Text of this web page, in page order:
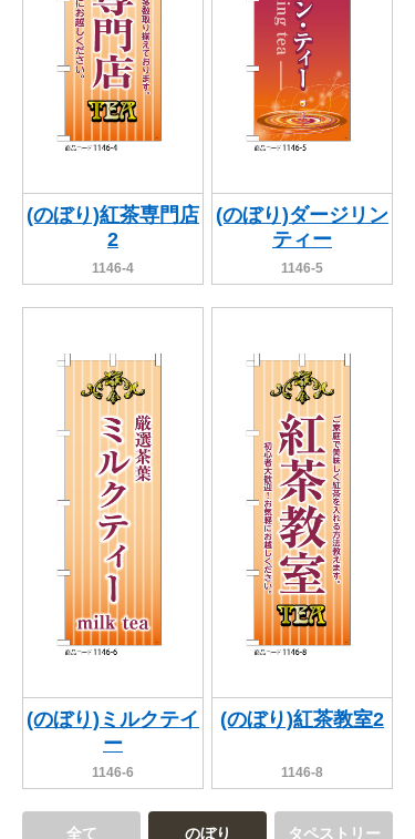
(のぼり)紅茶専門店
2
1146-4
(のぼり)ダージリン
ティー
1146-5
(のぼり)ミルクテイ
ー
1146-6
(のぼり)紅茶教室2
1146-8
全て のぼり タペストリー